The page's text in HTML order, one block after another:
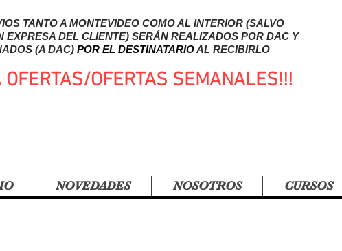
TANTO A MONTEVIDEO COMO AL INTERIOR (SALVO
EXPRESA DEL CLIENTE) SERÁN REALIZADOS POR DAC Y
(A DAC) POR EL DESTINATARIOAL RECIBIRLO
OFERTAS/OFERTAS SEMANALES!!!
NOVEDADES NOSOTROS CURSOS